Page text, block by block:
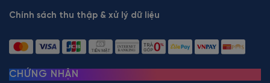
Chính sách thu thập & xử lý dữ liệu
CHỨNG NHẬN